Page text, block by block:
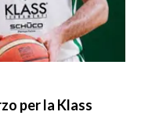
per la Klass